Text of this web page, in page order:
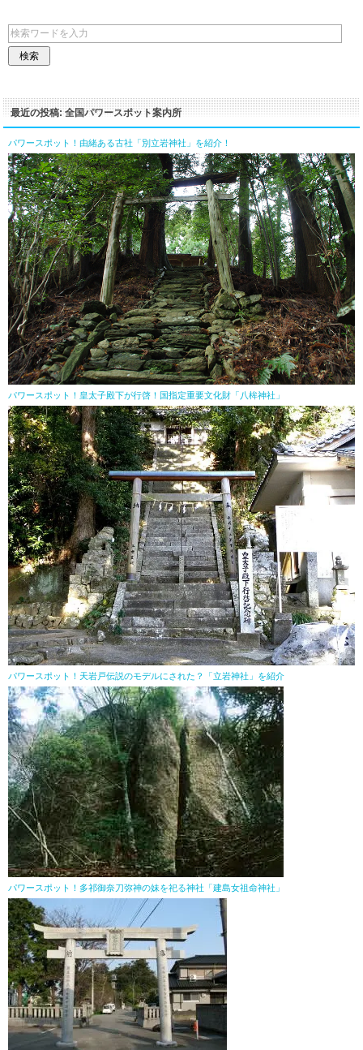
最近の投稿: 全国パワースポット案内所
パワースポット！由緒ある古社「別立岩神社」を紹介！
パワースポット！皇太子殿下が行啓！国指定重要文化財「八桙神社」
パワースポット！天岩戸伝説のモデルにされた？「立岩神社」を紹介
パワースポット！多祁御奈刀弥神の妹を祀る神社「建島女祖命神社」